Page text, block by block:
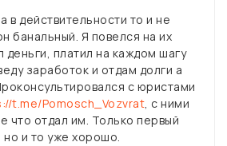
в действительности то и не
банальный. Я повелся на их
платил на каждом шагу
заработок и отдам долги а
с юристами
t.me/Pomosch_Vozvrat, с ними
что отдал им. Только первый
и то уже хорошо.